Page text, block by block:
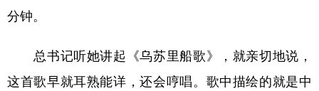
分钟。
总书记听她讲起《乌苏里船歌》，就亲切地说，
这首歌早就耳熟能详，还会哼唱。歌中描绘的就是中